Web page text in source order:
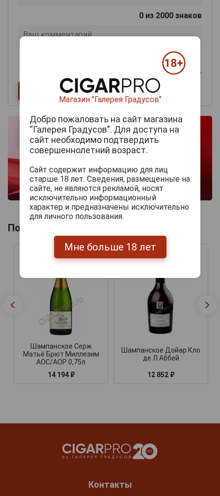
0 из 2000 знаков
Похожие Шампанские
Шампанское Серж
Матьё Брют Миллезим
АОС/АОР 0,75л
14 194 ₽
Шампанское Дойар Кло
де Л Аббей
12 852 ₽
Контакты
Магазин "Галерея Градусов"
Добро пожаловать на сайт магазина
“Галерея Градусов”. Для доступа на
сайт необходимо подтвердить
совершеннолетний возраст.
Сайт содержит информацию для лиц
старше 18 лет. Сведения, размещенные на
сайте, не являются рекламой, носят
исключительно информационный
характер и предназначены исключительно
для личного пользования.
Мне больше 18 лет